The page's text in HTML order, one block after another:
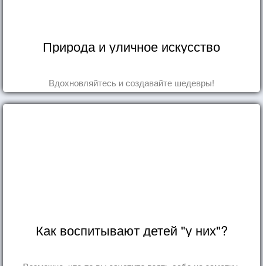
Природа и уличное искусство
Вдохновляйтесь и создавайте шедевры!
Как воспитывают детей "у них"?